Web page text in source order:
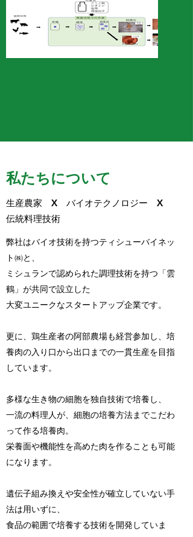
私たちについて
生産農家 X バイオテクノロジー X
伝統料理技術
弊社はバイオ技術を持つティシューバイネッ
ト㈱と、
ミシュランで認められた調理技術を持つ「雲
鶴」が共同で設立した
大変ユニークなスタートアップ企業です。
​​更に、鶏生産者の阿部農場も経営参加し、培
養肉の入り口から出口までの一貫生産を目指
しています。
多様な生き物の細胞を独自技術で培養し、
一流の料理人が、細胞の培養方法までこだわ
って作る培養肉。
栄養面や機能性を高めた肉を作ることも可能
になります。
遺伝子組み換えや安全性が確立していない手
法は用いずに、
食品の範囲で培養する技術を開発していま